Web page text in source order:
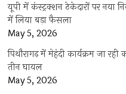
यूपी में कंस्ट्रक्शन ठेकेदारों पर नया
में लिया बड़ा फैसला
May 5, 2026
पिथौरागढ़ में मेहंदी कार्यक्रम जा
तीन घायल
May 5, 2026